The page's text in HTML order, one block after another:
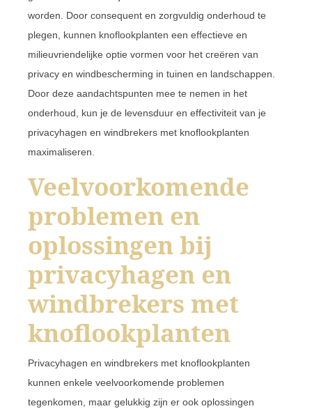
worden. Door consequent en zorgvuldig onderhoud te
plegen, kunnen knoflookplanten een effectieve en
milieuvriendelijke optie vormen voor het creëren van
privacy en windbescherming in tuinen en landschappen.
Door deze aandachtspunten mee te nemen in het
onderhoud, kun je de levensduur en effectiviteit van je
privacyhagen en windbrekers met knoflookplanten
maximaliseren.
Veelvoorkomende
problemen en
oplossingen bij
privacyhagen en
windbrekers met
knoflookplanten
Privacyhagen en windbrekers met knoflookplanten
kunnen enkele veelvoorkomende problemen
tegenkomen, maar gelukkig zijn er ook oplossingen